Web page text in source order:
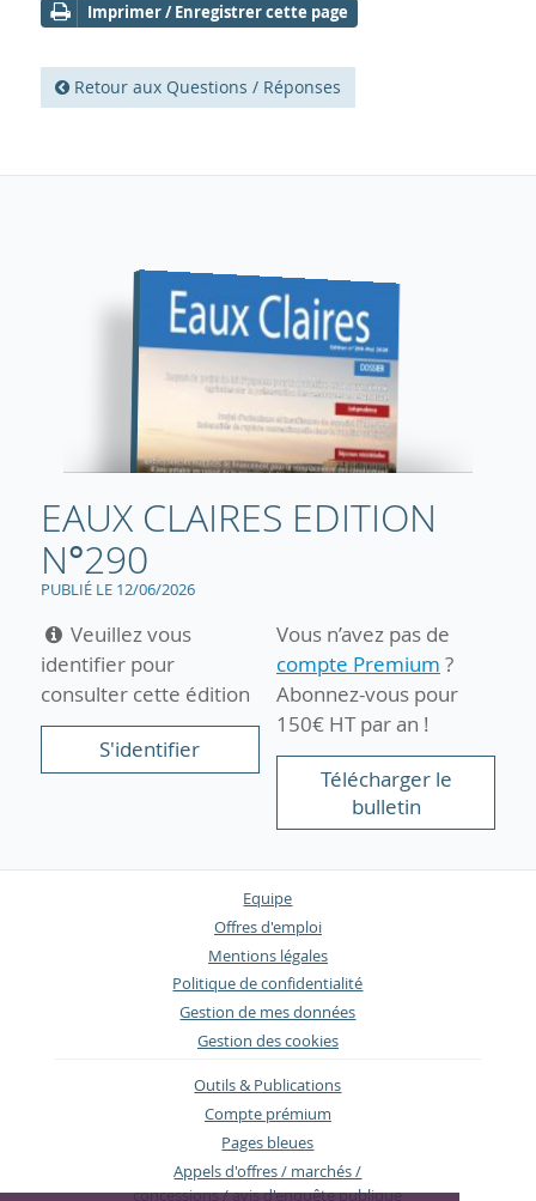
Imprimer / Enregistrer cette page
Retour aux Questions / Réponses
EAUX CLAIRES EDITION
N°290
PUBLIÉ LE 12/06/2026
Veuillez vous
identifier pour
consulter cette édition
S'identifier
Vous n’avez pas de
compte Premium ?
Abonnez-vous pour
150€ HT par an !
Télécharger le
bulletin
Equipe
Offres d'emploi
Mentions légales
Politique de confidentialité
Gestion de mes données
Gestion des cookies
Outils & Publications
Compte prémium
Pages bleues
Appels d'offres / marchés /
concessions / avis d'enquête publique